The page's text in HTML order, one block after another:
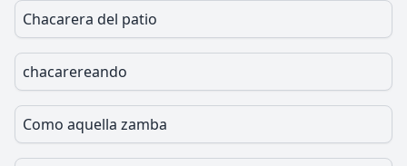
Chacarera del patio
chacarereando
Como aquella zamba